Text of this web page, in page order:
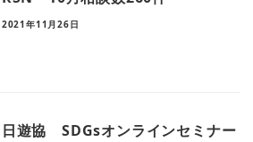
2021年11月26日
日遊協 SDGsオンラインセミナー